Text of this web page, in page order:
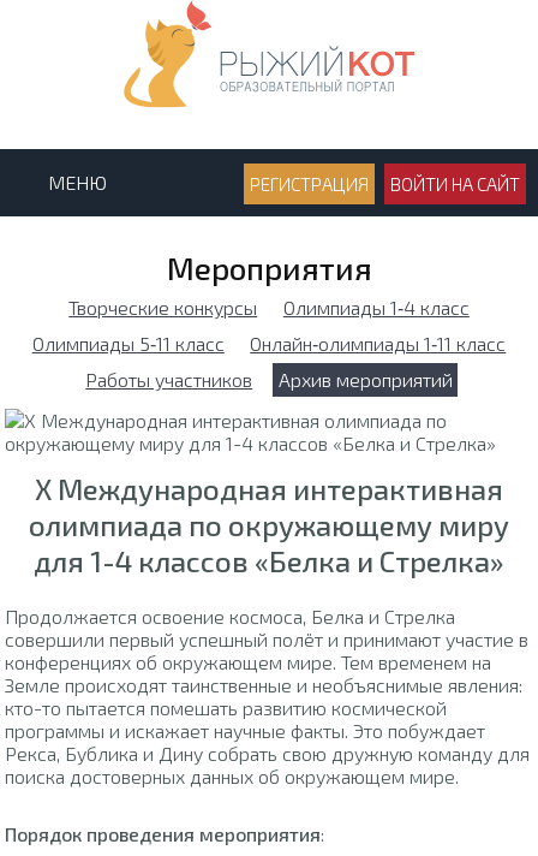
МЕНЮ РЕГИСТРАЦИЯ ВОЙТИ НА САЙТ
Мероприятия
Творческие конкурсы
Олимпиады 1‑4 класс
Олимпиады 5‑11 класс
Онлайн‑олимпиады 1‑11 класс
Работы участников
Архив мероприятий
X Международная интерактивная
олимпиада по окружающему миру
для 1-4 классов «Белка и Стрелка»
Продолжается освоение космоса, Белка и Стрелка
совершили первый успешный полёт и принимают участие в
конференциях об окружающем мире. Тем временем на
Земле происходят таинственные и необъяснимые явления:
кто-то пытается помешать развитию космической
программы и искажает научные факты. Это побуждает
Рекса, Бублика и Дину собрать свою дружную команду для
поиска достоверных данных об окружающем мире.
Порядок проведения мероприятия: